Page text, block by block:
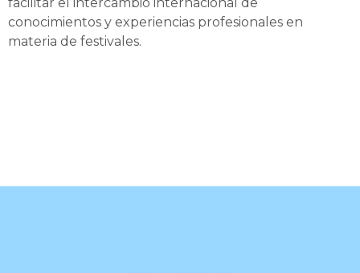
conocimientos y experiencias profesionales en
materia de festivales.